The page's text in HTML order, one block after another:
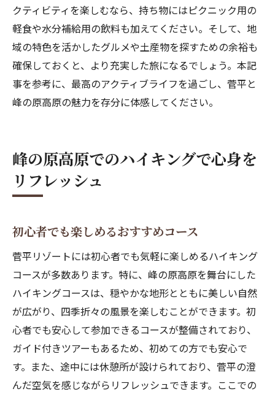
クティビティを楽しむなら、持ち物にはピクニック用の
軽食や水分補給用の飲料も加えてください。そして、地
域の特色を活かしたグルメや土産物を探すための余裕も
確保しておくと、より充実した旅になるでしょう。本記
事を参考に、最高のアクティブライフを過ごし、菅平と
峰の原高原の魅力を存分に体感してください。
峰の原高原でのハイキングで心身を
リフレッシュ
初心者でも楽しめるおすすめコース
菅平リゾートには初心者でも気軽に楽しめるハイキング
コースが多数あります。特に、峰の原高原を舞台にした
ハイキングコースは、穏やかな地形とともに美しい自然
が広がり、四季折々の風景を楽しむことができます。初
心者でも安心して参加できるコースが整備されており、
ガイド付きツアーもあるため、初めての方でも安心で
す。また、途中には休憩所が設けられており、菅平の澄
んだ空気を感じながらリフレッシュできます。ここでの